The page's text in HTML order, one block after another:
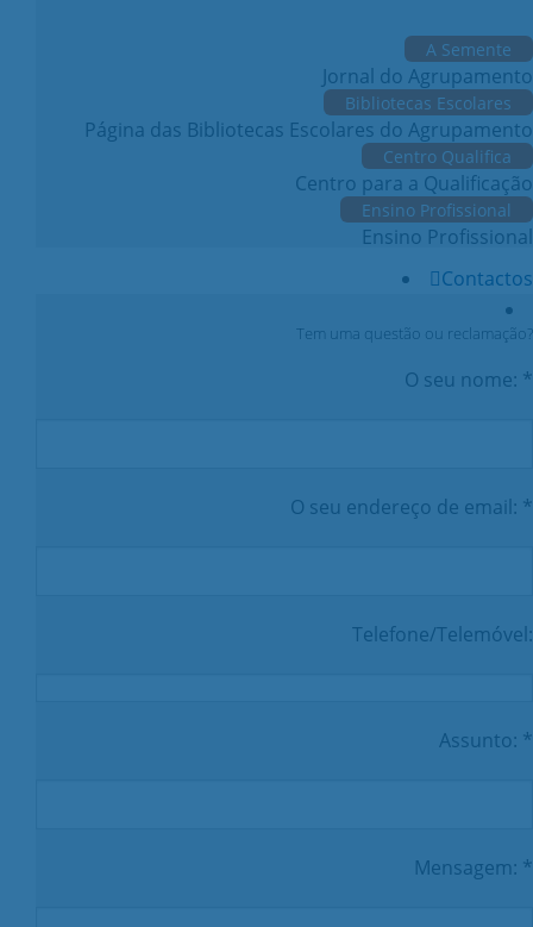
A Semente
Jornal do Agrupamento
Bibliotecas Escolares
Página das Bibliotecas Escolares do Agrupamento
Centro Qualifica
Centro para a Qualificação
Ensino Profissional
Ensino Profissional
Contactos
Tem uma questão ou reclamação?
O seu nome: *
O seu endereço de email: *
Telefone/Telemóvel:
Assunto: *
Mensagem: *